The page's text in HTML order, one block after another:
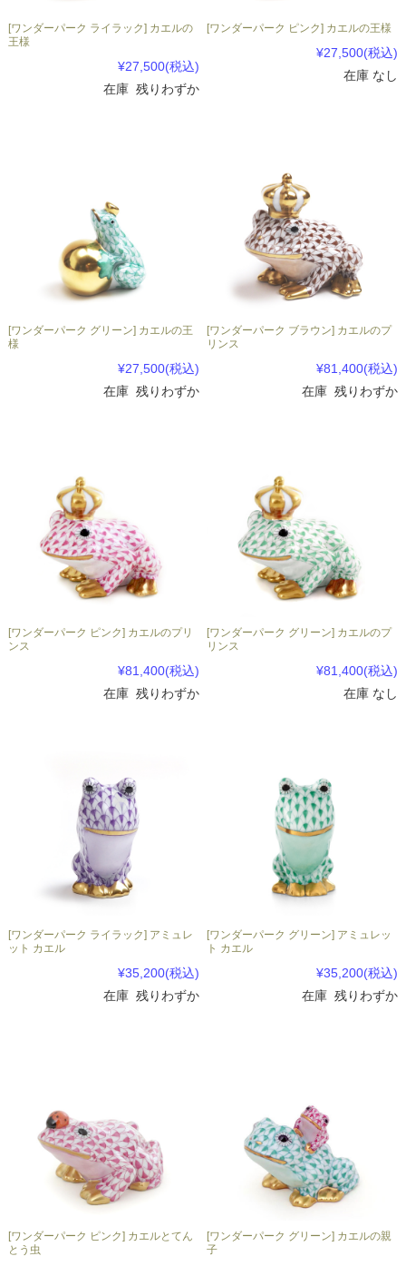
[ワンダーパーク ライラック] カエルの
王様
¥27,500(税込)
在庫 残りわずか
[ワンダーパーク ピンク] カエルの王様
¥27,500(税込)
在庫 なし
[ワンダーパーク グリーン] カエルの王
様
¥27,500(税込)
在庫 残りわずか
[ワンダーパーク ブラウン] カエルのプ
リンス
¥81,400(税込)
在庫 残りわずか
[ワンダーパーク ピンク] カエルのプリ
ンス
¥81,400(税込)
在庫 残りわずか
[ワンダーパーク グリーン] カエルのプ
リンス
¥81,400(税込)
在庫 なし
[ワンダーパーク ライラック] アミュレ
ット カエル
¥35,200(税込)
在庫 残りわずか
[ワンダーパーク グリーン] アミュレッ
ト カエル
¥35,200(税込)
在庫 残りわずか
[ワンダーパーク ピンク] カエルとてん
とう虫
[ワンダーパーク グリーン] カエルの親
子